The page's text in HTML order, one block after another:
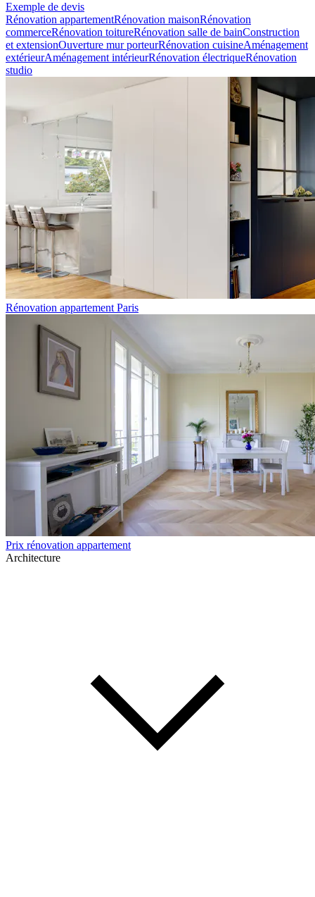
Exemple de devis
Rénovation appartementRénovation maisonRénovation
commerceRénovation toitureRénovation salle de bainConstruction
et extensionOuverture mur porteurRénovation cuisineAménagement
extérieurAménagement intérieurRénovation électriqueRénovation
studio
Rénovation appartement Paris
Prix rénovation appartement
Architecture